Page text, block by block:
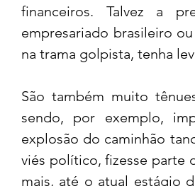
financeiros. Talvez a
empresariado brasileiro
na trama golpista, tenha
São também muito
sendo, por exemplo,
explosão do caminhão
viés político, fizesse parte
mais, até o atual estágio